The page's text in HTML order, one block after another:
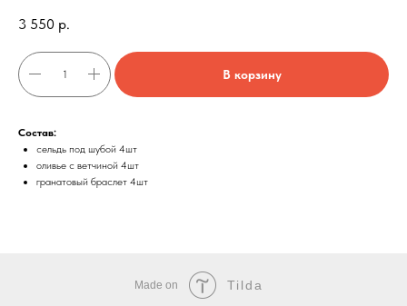
3 550 р.
В корзину
Состав:
сельдь под шубой 4шт
оливье с ветчиной 4шт
гранатовый браслет 4шт
Made on Tilda